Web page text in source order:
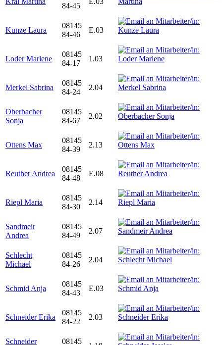
84-45
Kunze Laura
08145
84-46
E.03
Loder Marlene
08145
84-17
1.03
Merkel Sabrina
08145
84-24
2.04
Oberbacher
Sonja
08145
84-67
2.02
Ottens Max
08145
84-39
2.13
Reuther Andrea
08145
84-48
E.08
Riepl Maria
08145
84-30
2.14
Sandmeir
Andrea
08145
84-49
2.07
Schlecht
Michael
08145
84-26
2.04
Schmid Anja
08145
84-43
E.03
Schneider Erika
08145
84-22
2.03
Schneider
08145